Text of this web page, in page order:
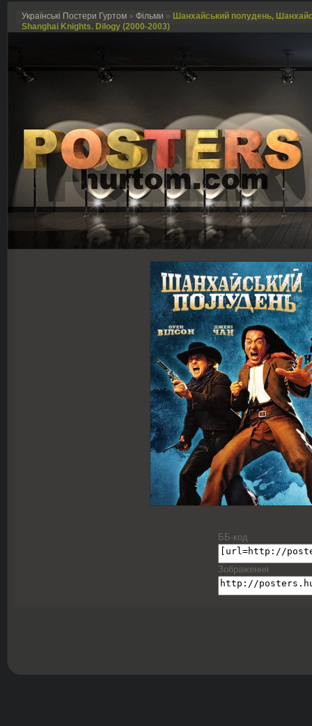
Українські Постери Гуртом » Фільми » Шанхайський полудень,
Shanghai Knights. Dilogy (2000-2003)
ББ-код
Зображення